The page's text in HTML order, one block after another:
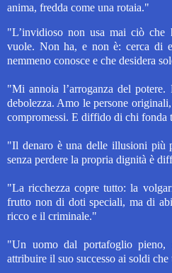
anima, fredda come una rotaia."
"L’invidioso non usa mai ciò che
vuole. Non ha, e non è: cerca di
nemmeno conosce e che desidera
"Mi annoia l’arroganza del potere.
debolezza. Amo le persone
compromessi. E diffido di chi fonda
"Il denaro è una delle illusioni più
senza perdere la propria dignità è
"La ricchezza copre tutto: la
frutto non di doti speciali, ma di
ricco e il criminale."
"Un uomo dal portafoglio pieno,
attribuire il suo successo ai soldi che